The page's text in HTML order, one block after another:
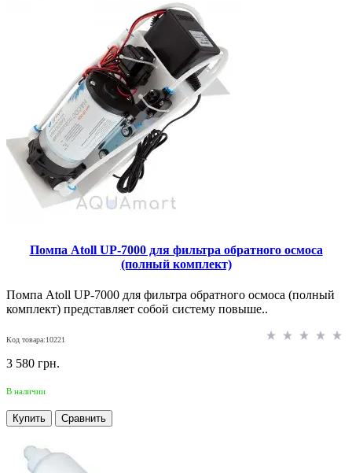
Помпа Atoll UP-7000 для фильтра обратного осмоса
(полный комплект)
Помпа Atoll UP-7000 для фильтра обратного осмоса (полный
комплект) представляет собой систему повыше..
Код товара:10221
3 580 грн.
В наличии
Купить Сравнить